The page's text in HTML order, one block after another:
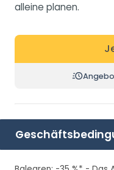
alleine planen.